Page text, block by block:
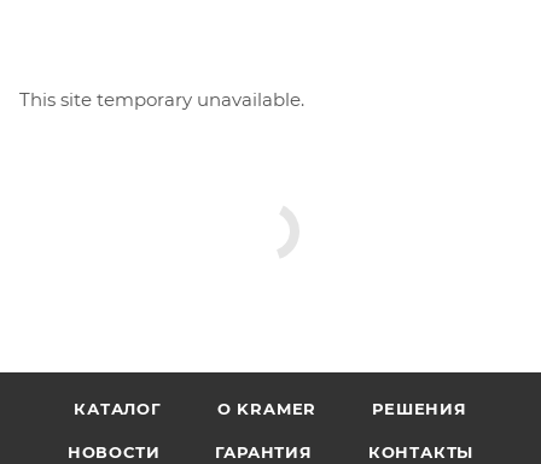
This site temporary unavailable.
КАТАЛОГ O KRAMER РЕШЕНИЯ
НОВОСТИ ГАРАНТИЯ КОНТАКТЫ